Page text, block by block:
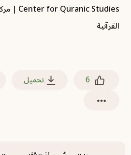
6 تحميل